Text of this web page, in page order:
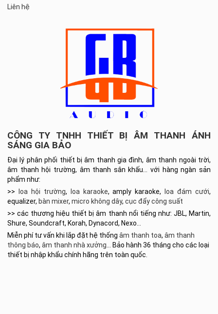
Liên hệ
CÔNG TY TNHH THIẾT BỊ ÂM THANH ÁNH
SÁNG GIA BẢO
Đại lý phân phối thiết bị âm thanh gia đình, âm thanh ngoài trời,
âm thanh hội trường, âm thanh sân khấu… với hàng ngàn sản
phẩm như:
>>
loa hội trường, loa karaoke, amply karaoke, loa đám cưới,
equalizer, bàn mixer, micro không dây, cục đẩy công suất
>> các thương hiệu thiết bị âm thanh nổi tiếng như: JBL, Martin,
Shure, Soundcraft, Korah, Dynacord, Nexo…
Miễn phí tư vấn khi lắp đặt hệ thống âm thanh toa, âm thanh
thông báo, âm thanh nhà xưởng … Bảo hành 36 tháng cho các loại
thiết bị nhập khẩu chính hãng trên toàn quốc.